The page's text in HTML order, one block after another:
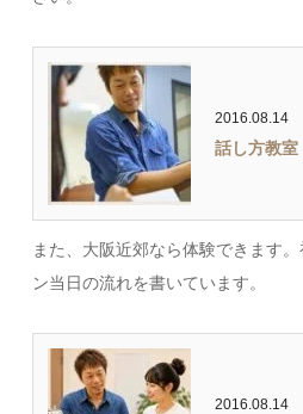
2016.08.14
話し方教室
また、大阪近郊なら体験できます
ン当日の流れを書いています。
2016.08.14